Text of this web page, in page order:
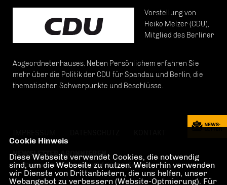
Vorstellung von
Heiko Melzer (CDU),
Mitglied des Berliner
Abgeordnetenhauses. Neben Persönlichem erfahren Sie
mehr über die Politik der CDU für Spandau und Berlin, die
thematischen Schwerpunkte und Beschlüsse.
NEWSLETTER ABONNIEREN
Der Datenschutz ist uns ein wichtiges Anliegen.
Cookie Hinweis
Diese Webseite verwendet Cookies, die notwendig
sind, um die Webseite zu nutzen. Weiterhin verwenden
wir Dienste von Drittanbietern, die uns helfen, unser
Webangebot zu verbessern (Website-Optmierung). Für